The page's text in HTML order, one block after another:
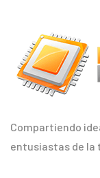
Compartiendo
entusiastas de la